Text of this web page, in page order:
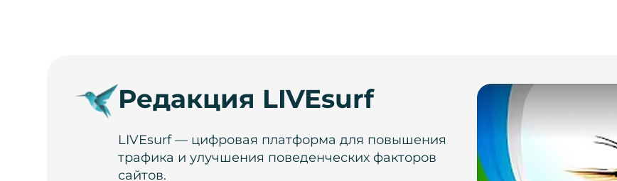
Редакция LIVEsurf
LIVEsurf — цифровая платформа для повышения
трафика и улучшения поведенческих факторов
сайтов.